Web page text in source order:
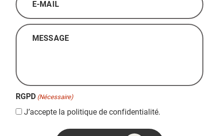
mail
(Nécessaire)
Message
(Nécessaire)
RGPD (Nécessaire)
J’accepte la politique de confidentialité.